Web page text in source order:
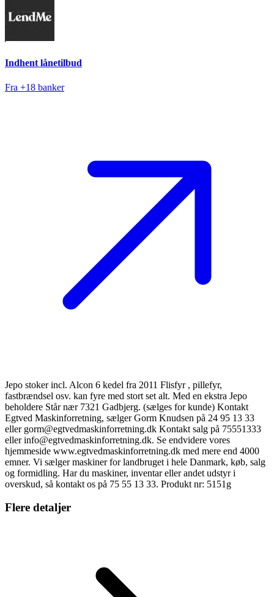
Indhent lånetilbud
Fra +18 banker
Jepo stoker incl. Alcon 6 kedel fra 2011 Flisfyr , pillefyr,
fastbrændsel osv. kan fyre med stort set alt. Med en ekstra Jepo
beholdere Står nær 7321 Gadbjerg. (sælges for kunde) Kontakt
Egtved Maskinforretning, sælger Gorm Knudsen på 24 95 13 33
eller gorm@egtvedmaskinforretning.dk Kontakt salg på 75551333
eller info@egtvedmaskinforretning.dk. Se endvidere vores
hjemmeside www.egtvedmaskinforretning.dk med mere end 4000
emner. Vi sælger maskiner for landbruget i hele Danmark, køb, salg
og formidling. Har du maskiner, inventar eller andet udstyr i
overskud, så kontakt os på 75 55 13 33. Produkt nr: 5151g
Flere detaljer